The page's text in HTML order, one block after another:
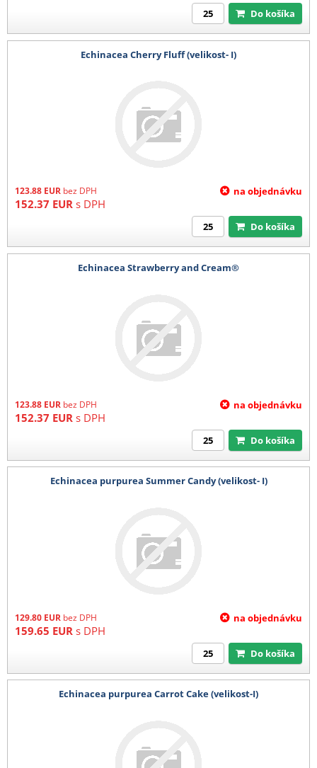
Do košíka
Echinacea Cherry Fluff (velikost- I)
123.88 EUR bez DPH
152.37 EUR s DPH
na objednávku
Do košíka
Echinacea Strawberry and Cream®
123.88 EUR bez DPH
152.37 EUR s DPH
na objednávku
Do košíka
Echinacea purpurea Summer Candy (velikost- I)
129.80 EUR bez DPH
159.65 EUR s DPH
na objednávku
Do košíka
Echinacea purpurea Carrot Cake (velikost-I)